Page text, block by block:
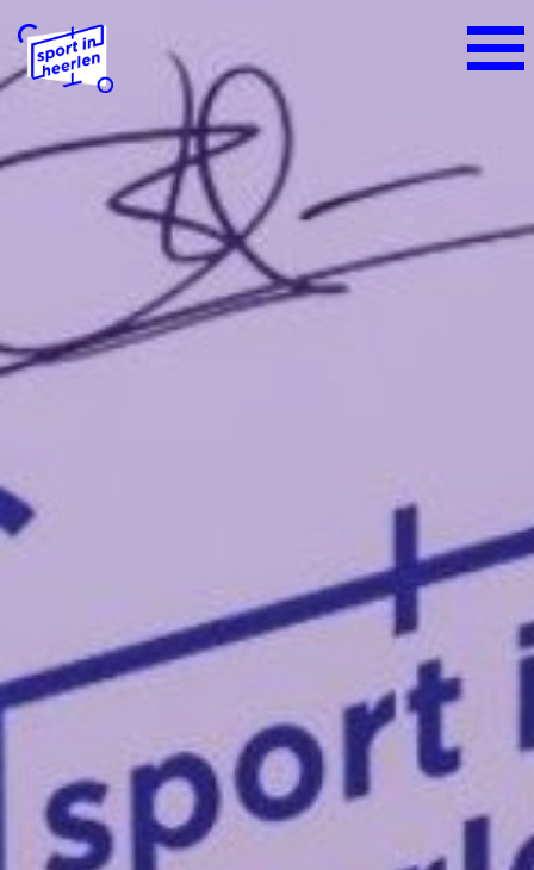
Home
Alles over sport
Het sportieve sportlandschap
Sportbeleid Heerlen
Sportakkoord Heerlen
Sportbijdrage voor inwoners
Iedereen Kan Sporten Zuid-Limburg
Sportakkoord
Overzicht
Sportakkoord projecten